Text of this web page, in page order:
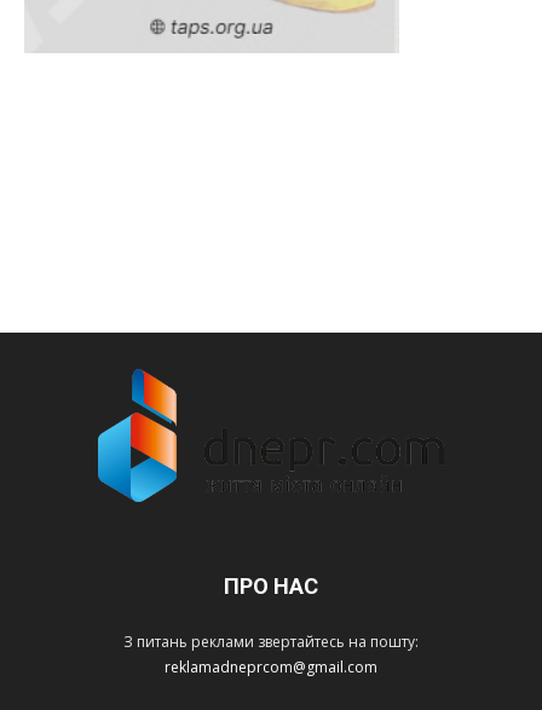
ПРО НАС
З питань реклами звертайтесь на пошту:
reklamadneprcom@gmail.com